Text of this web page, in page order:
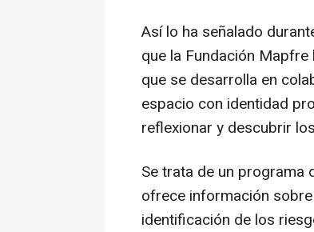
Así lo ha señalado
que la Fundación Mapfre
que se desarrolla en
espacio con identidad
reflexionar y descubrir
Se trata de un programa
ofrece información
identificación de los